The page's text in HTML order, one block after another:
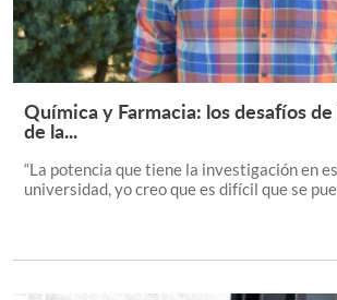
Química y Farmacia: los desafíos
de la...
“La potencia que tiene la investigación en
universidad, yo creo que es difícil que se